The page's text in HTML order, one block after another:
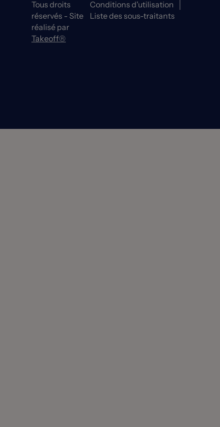
Tous droits
réservés - Site
réalisé par
Takeoff®
Conditions d'utilisation
Liste des sous-traitants